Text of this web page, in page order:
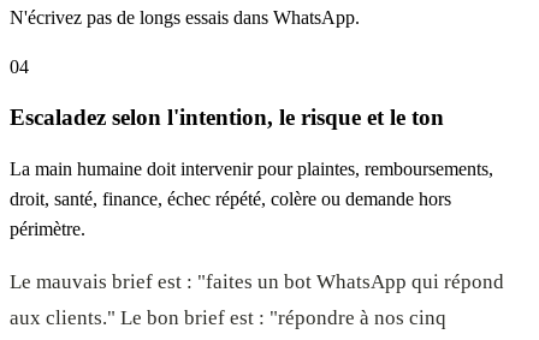
N'écrivez pas de longs essais dans WhatsApp.
04
Escaladez selon l'intention, le risque et le ton
La main humaine doit intervenir pour plaintes, remboursements,
droit, santé, finance, échec répété, colère ou demande hors
périmètre.
Le mauvais brief est : "faites un bot WhatsApp qui répond
aux clients." Le bon brief est : "répondre à nos cinq